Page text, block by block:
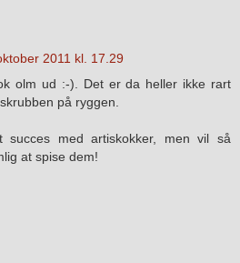
2011 kl. 17.29
olm ud :-). Det er da heller ikke rart
på ryggen.
succes med artiskokker, men vil så
at spise dem!